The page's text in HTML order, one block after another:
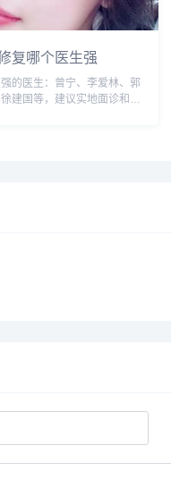
复哪个医生强
的医生：曾宁、李爱林、郭
建国等，建议实地面诊和对